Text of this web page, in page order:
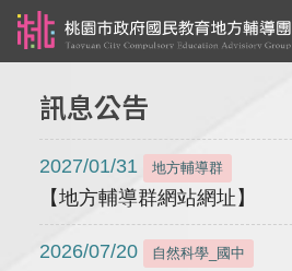
訊息公告
2027/01/31 地方輔導群
【地方輔導群網站網址】
2026/07/20 自然科學_國中